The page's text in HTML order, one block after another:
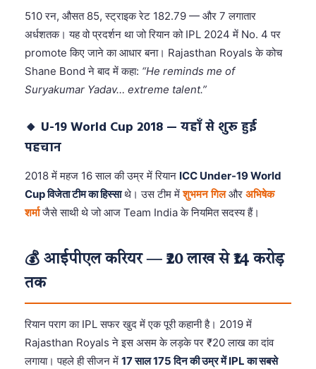
510 रन, औसत 85, स्ट्राइक रेट 182.79 — और 7 लगातार
अर्धशतक। यह वो प्रदर्शन था जो रियान को IPL 2024 में No. 4 पर
promote किए जाने का आधार बना। Rajasthan Royals के कोच
Shane Bond ने बाद में कहा: “He reminds me of
Suryakumar Yadav… extreme talent.”
🔸 U-19 World Cup 2018 — यहाँ से शुरू हुई
पहचान
2018 में महज 16 साल की उम्र में रियान ICC Under-19 World
Cup विजेता टीम का हिस्साथे। उस टीम मेंशुभमन गिलऔर अभिषेक
शर्माजैसे साथी थे जो आज Team India के नियमित सदस्य हैं।
💰 आईपीएल करियर — ₹20 लाख से ₹14 करोड़
तक
रियान पराग का IPL सफर खुद में एक पूरी कहानी है। 2019 में
Rajasthan Royals ने इस असम के लड़के पर ₹20 लाख का दांव
लगाया। पहले ही सीजन में 17 साल 175 दिन की उम्र में IPL का सबसे